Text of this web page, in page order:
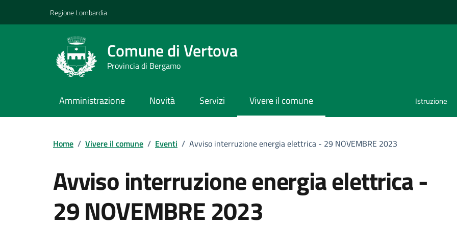
Regione Lombardia
Comune di Vertova
Provincia di Bergamo
Amministrazione Novità Servizi Vivere il comune Istruzione
Home / Vivere il comune / Eventi / Avviso interruzione energia elettrica - 29 NOVEMBRE 2023
Avviso interruzione energia elettrica -
29 NOVEMBRE 2023